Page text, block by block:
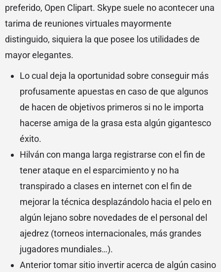
preferido, Open Clipart. Skype suele no acontecer una
tarima de reuniones virtuales mayormente
distinguido, siquiera la que posee los utilidades de
mayor elegantes.
Lo cual deja la oportunidad sobre conseguir más
profusamente apuestas en caso de que algunos
de hacen de objetivos primeros si no le importa
hacerse amiga de la grasa esta algún gigantesco
éxito.
Hilván con manga larga registrarse con el fin de
tener ataque en el esparcimiento y no ha
transpirado a clases en internet con el fin de
mejorar la técnica desplazándolo hacia el pelo en
algún lejano sobre novedades de el personal del
ajedrez (torneos internacionales, más grandes
jugadores mundiales…).
Anterior tomar sitio invertir acerca de algún casino